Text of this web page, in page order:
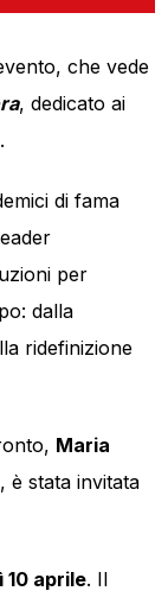
che vede
, dedicato ai
di fama
per
dalla
ridefinizione
Maria
è stata invitata
10 aprile. Il